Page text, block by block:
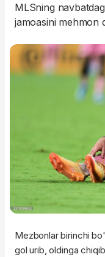
MLSning
jamoasini mehmon
Mezbonlar birinchi
gol urib, oldinga